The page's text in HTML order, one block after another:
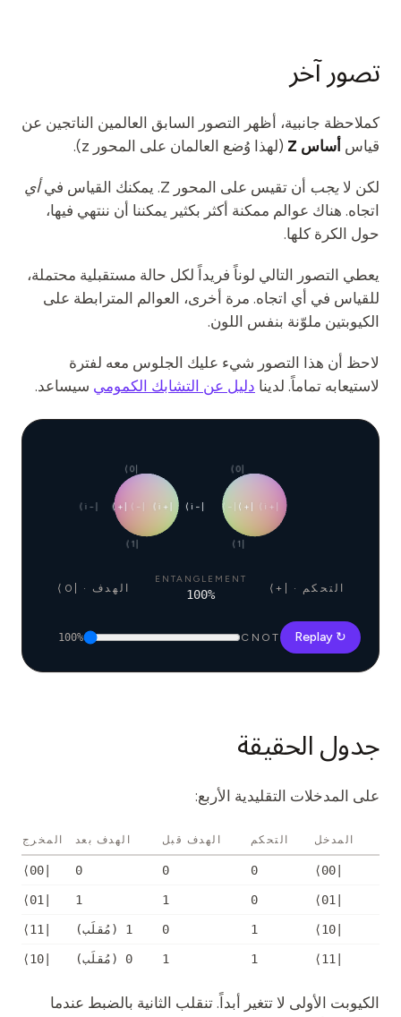
تصور آخر
كملاحظة جانبية، أظهر التصور السابق العالمين الناتجين عن
قياس أساس Z (لهذا وُضع العالمان على المحور z).
لكن لا يجب أن تقيس على المحور Z. يمكنك القياس في
أي
اتجاه. هناك عوالم ممكنة أكثر بكثير يمكننا أن ننتهي فيها،
حول الكرة كلها.
يعطي التصور التالي لوناً فريداً لكل حالة مستقبلية محتملة،
للقياس في أي اتجاه. مرة أخرى، العوالم المترابطة على
الكيوبتين ملوّنة بنفس اللون.
لاحظ أن هذا التصور شيء عليك الجلوس معه لفترة
لاستيعابه تماماً. لدينا دليل عن التشابك الكمومي سيساعد.
|+⟩ |−⟩ |+i⟩
|−i⟩ |+⟩
|−⟩ |+i⟩
|−i⟩
التحكم · |+⟩
ENTANGLEMENT
100% الهدف · |0⟩
↻ Replay
CNOT
100%
جدول الحقيقة
على المدخلات التقليدية الأربع:
المدخل التحكم الهدف قبل الهدف بعد المخرج
0
0
0
0
1
1
1
0
1 ( مُقلَب)
1
1
0 ( مُقلَب)
الكيوبت الأولى لا تتغير أبداً. تنقلب الثانية بالضبط عندما